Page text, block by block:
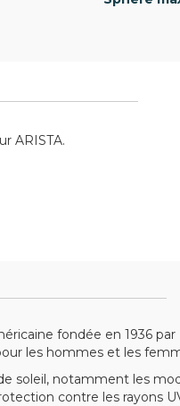
ARISTA.
fondée en 1936
les hommes et les
soleil, notamment les
contre les rayons